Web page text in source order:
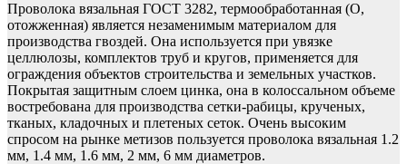
Проволока вязальная ГОСТ 3282, термообработанная (О,
отожженная) является незаменимым материалом для
производства гвоздей. Она используется при увязке
целлюлозы, комплектов труб и кругов, применяется для
ограждения объектов строительства и земельных участков.
Покрытая защитным слоем цинка, она в колоссальном объеме
востребована для производства сетки-рабицы, крученых,
тканых, кладочных и плетеных сеток. Очень высоким
спросом на рынке метизов пользуется проволока вязальная 1.2
мм, 1.4 мм, 1.6 мм, 2 мм, 6 мм диаметров.